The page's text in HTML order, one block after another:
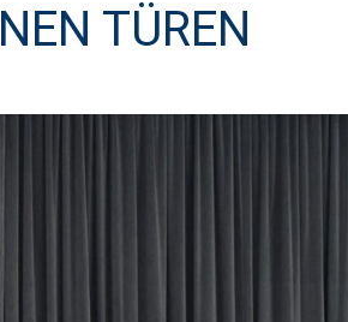
TÜREN